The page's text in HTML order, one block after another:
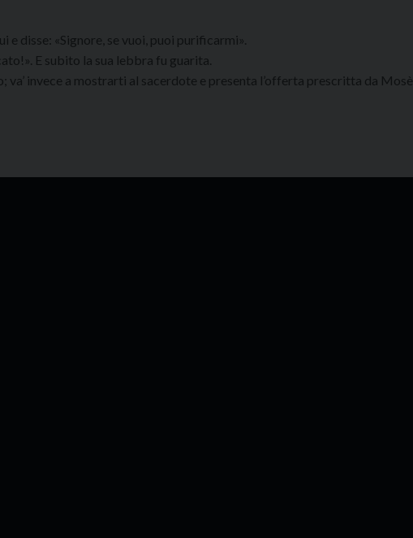
disse: «Signore, se vuoi, puoi purificarmi».
E subito la sua lebbra fu guarita.
va’ invece a mostrarti al sacerdote e presenta l’offerta prescritta da Mosè